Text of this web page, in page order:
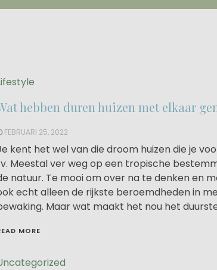
hebben duren huizen met elkaar
FEBRUARI 25, 2022
kent het wel van die droom huizen die je
Meestal ver weg op een tropische
natuur. Te mooi om over na te denken en
echt alleen de rijkste beroemdheden in
Maar wat maakt het nou het
MORE